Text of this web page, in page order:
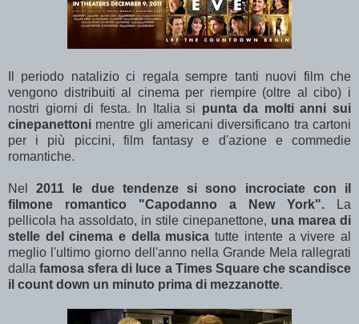
Il periodo natalizio ci regala sempre tanti nuovi film che
vengono distribuiti al cinema per riempire (oltre al cibo) i
nostri giorni di festa. In Italia si punta da molti anni sui
cinepanettoni mentre gli americani diversificano tra cartoni
per i più piccini, film fantasy e d'azione e commedie
romantiche.
Nel2011 le due tendenze si sono incrociate con il
filmone romantico "Capodanno a New York".
La
pellicola ha assoldato, in stile cinepanettone, una marea di
stelle del cinema e della musicatutte intente a vivere al
meglio l'ultimo giorno dell'anno nella Grande Mela rallegrati
dallafamosa sfera di luce a Times Squareche scandisce
il count down un minuto prima di mezzanotte.